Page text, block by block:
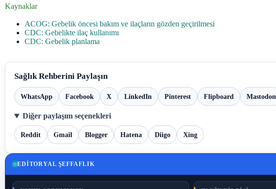
Kaynaklar
ACOG: Gebelik öncesi bakım ve ilaçların gözden geçirilmesi
CDC: Gebelikte ilaç kullanımı
CDC: Gebelik planlama
Sağlık Rehberini Paylaşın
WhatsApp Facebook X LinkedIn Pinterest Flipboard Mastodon
Diğer paylaşım seçenekleri
Reddit Gmail Blogger Hatena Diigo Xing
EDITORYAL ŞEFFAFLIK